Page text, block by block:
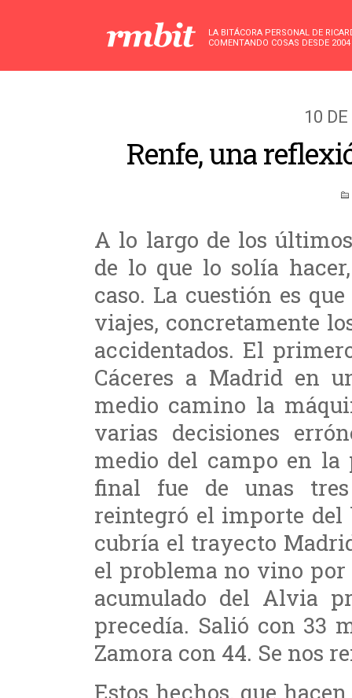
LA BITÁCORA PERSONAL DE
COMENTANDO COSAS DESDE 2004
10
Renfe, una
A lo largo de los
de lo que lo solía
caso. La cuestión es
viajes, concretamente
accidentados. El
Cáceres a Madrid en
medio camino la
varias decisiones
medio del campo en la
final fue de unas
reintegró el importe del
cubría el trayecto
el problema no vino
acumulado del Alvia
precedía. Salió con 33
Zamora con 44. Se nos
Estos hechos, que